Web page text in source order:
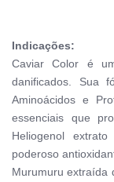
Indicações:
Caviar Color é
danificados. Sua
Aminoácidos e
essenciais que
Heliogenol
poderoso
Murumuru extraída